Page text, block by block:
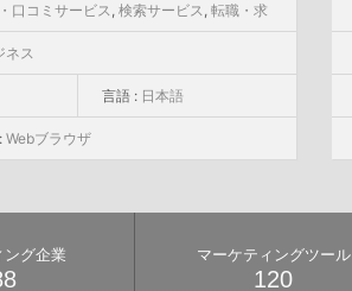
口コミサービス, 検索サービス, 転職・求
ネス
言語 : 日本語
Webブラウザ
ング企業 マーケティングツール
120